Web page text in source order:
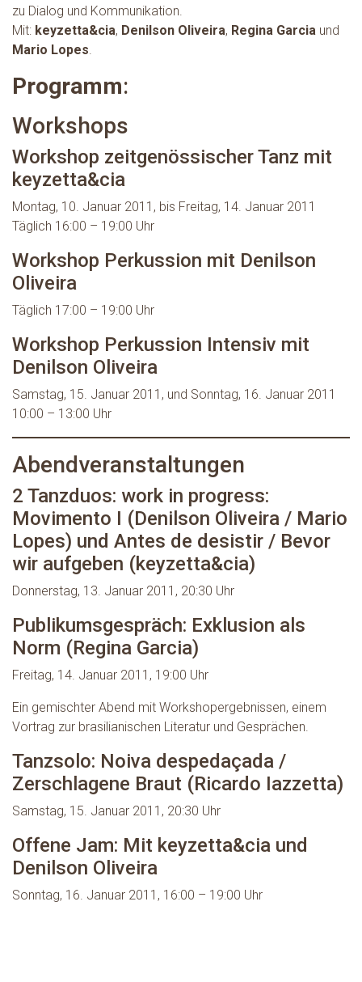
zu Dialog und Kommunikation.
Mit: keyzetta&cia, Denilson Oliveira, Regina Garcia und
Mario Lopes.
Programm:
Workshops
Workshop zeitgenössischer Tanz mit
keyzetta&cia
Montag, 10. Januar 2011, bis Freitag, 14. Januar 2011
Täglich 16:00 – 19:00 Uhr
Workshop Perkussion mit Denilson
Oliveira
Täglich 17:00 – 19:00 Uhr
Workshop Perkussion Intensiv mit
Denilson Oliveira
Samstag, 15. Januar 2011, und Sonntag, 16. Januar 2011
10:00 – 13:00 Uhr
Abendveranstaltungen
2 Tanzduos: work in progress:
Movimento I (Denilson Oliveira / Mario
Lopes) und Antes de desistir / Bevor
wir aufgeben (keyzetta&cia)
Donnerstag, 13. Januar 2011, 20:30 Uhr
Publikumsgespräch: Exklusion als
Norm (Regina Garcia)
Freitag, 14. Januar 2011, 19:00 Uhr
Ein gemischter Abend mit Workshopergebnissen, einem
Vortrag zur brasilianischen Literatur und Gesprächen.
Tanzsolo: Noiva despedaçada /
Zerschlagene Braut (Ricardo Iazzetta)
Samstag, 15. Januar 2011, 20:30 Uhr
Offene Jam: Mit keyzetta&cia und
Denilson Oliveira
Sonntag, 16. Januar 2011, 16:00 – 19:00 Uhr